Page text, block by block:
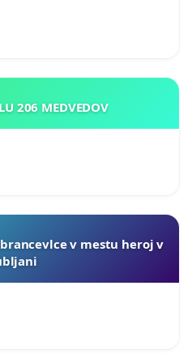
206 MEDVEDOV
v mestu heroj v